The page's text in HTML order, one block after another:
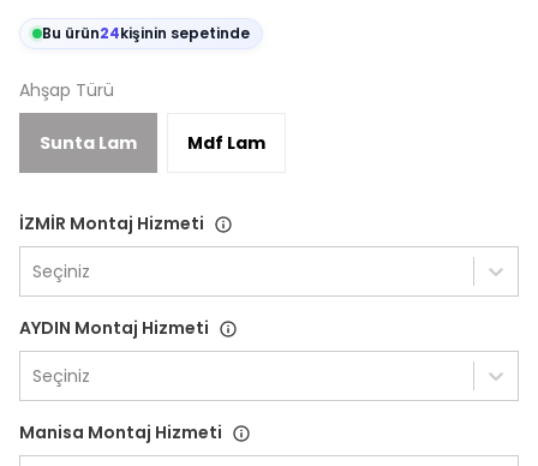
Bu ürün24kişinin sepetinde
Ahşap Türü
Sunta Lam Mdf Lam
İZMİR Montaj Hizmeti
Seçiniz
AYDIN Montaj Hizmeti
Seçiniz
Manisa Montaj Hizmeti